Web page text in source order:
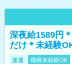
深夜給1589円
だけ＊未経験
派遣 職種未経験OK